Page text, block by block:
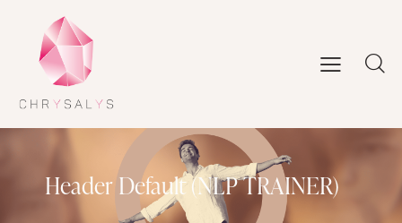
Header Default (NLP TRAINER)